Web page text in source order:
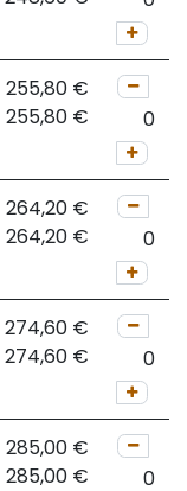
255,80 €
255,80 €
264,20 €
264,20 €
274,60 €
274,60 €
285,00 €
285,00 €